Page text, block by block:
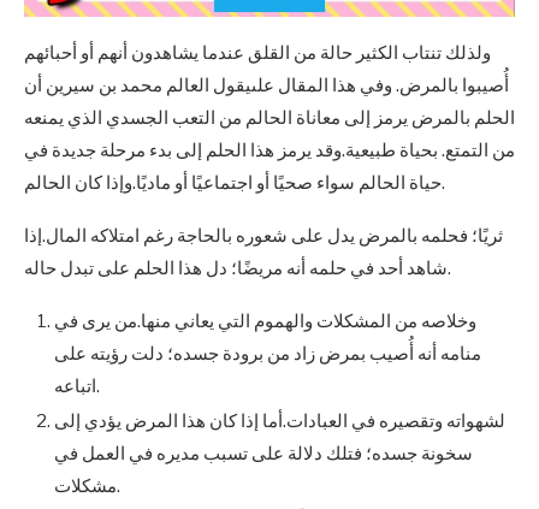
ولذلك تنتاب الكثير حالة من القلق عندما يشاهدون أنهم أو أحبائهم
أُصيبوا بالمرض. وفي هذا المقال علىيقول العالم محمد بن سيرين أن
الحلم بالمرض يرمز إلى معاناة الحالم من التعب الجسدي الذي يمنعه
من التمتع. بحياة طبيعية.وقد يرمز هذا الحلم إلى بدء مرحلة جديدة في
حياة الحالم سواء صحيًا أو اجتماعيًا أو ماديًا.وإذا كان الحالم.
ثريًا؛ فحلمه بالمرض يدل على شعوره بالحاجة رغم امتلاكه المال.إذا
شاهد أحد في حلمه أنه مريضًا؛ دل هذا الحلم على تبدل حاله.
وخلاصه من المشكلات والهموم التي يعاني منها.من يرى في
منامه أنه أُصيب بمرض زاد من برودة جسده؛ دلت رؤيته على
اتباعه.
لشهواته وتقصيره في العبادات.أما إذا كان هذا المرض يؤدي إلى
سخونة جسده؛ فتلك دلالة على تسبب مديره في العمل في
مشكلات.